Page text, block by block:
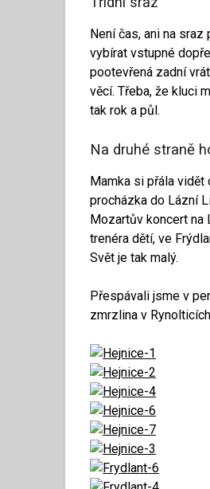
Není čas, ani na
vybírat vstupné
pootevřená zadní
věcí. Třeba, že kluci
tak rok a půl.
Na druhé straně
Mamka si přála vidět
procházka do Lázní
Mozartův koncert na
trenéra dětí, ve
Svět je tak malý.
Přespávali jsme v
zmrzlina v